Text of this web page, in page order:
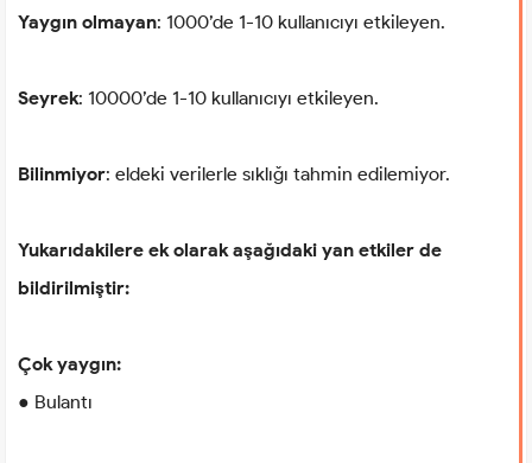
Yaygın olmayan: 1000’de 1-10 kullanıcıyı etkileyen.
Seyrek: 10000’de 1-10 kullanıcıyı etkileyen.
Bilinmiyor: eldeki verilerle sıklığı tahmin edilemiyor.
Yukarıdakilere ek olarak aşağıdaki yan etkiler de
bildirilmiştir:
Çok yaygın:
● Bulantı